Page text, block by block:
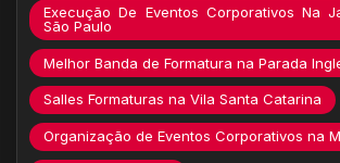
Execução De Eventos Corporativos Na
São Paulo
Melhor Banda de Formatura na Parada
Salles Formaturas na Vila Santa Catarina
Organização de Eventos Corporativos na